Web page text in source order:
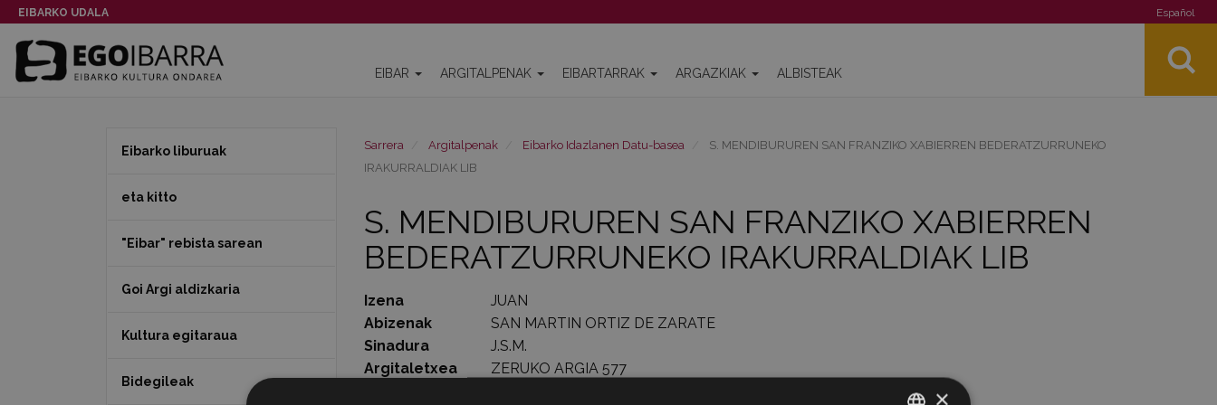
EIBARKO UDALA Español
EIBAR ARGITALPENAK EIBARTARRAK ARGAZKIAK ALBISTEAK
Sarrera Argitalpenak Eibarko Idazlanen Datu-basea
S. MENDIBURUREN SAN FRANZIKO XABIERREN BEDERATZURRUNEKO
IRAKURRALDIAK LIB
S. MENDIBURUREN SAN FRANZIKO XABIERREN
BEDERATZURRUNEKO IRAKURRALDIAK LIB
Izena
JUAN
Abizenak
SAN MARTIN ORTIZ DE ZARATE
Sinadura
J.S.M.
Argitaletxea
ZERUKO ARGIA 577
Eibarko liburuak
eta kitto
"Eibar" rebista sarean
Goi Argi aldizkaria
Kultura egitaraua
Bidegileak
×